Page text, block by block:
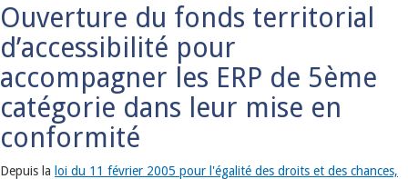
Ouverture du fonds territorial
d’accessibilité pour
accompagner les ERP de 5ème
catégorie dans leur mise en
conformité
Depuis la loi du 11 février 2005 pour l'égalité des droits et des chances,